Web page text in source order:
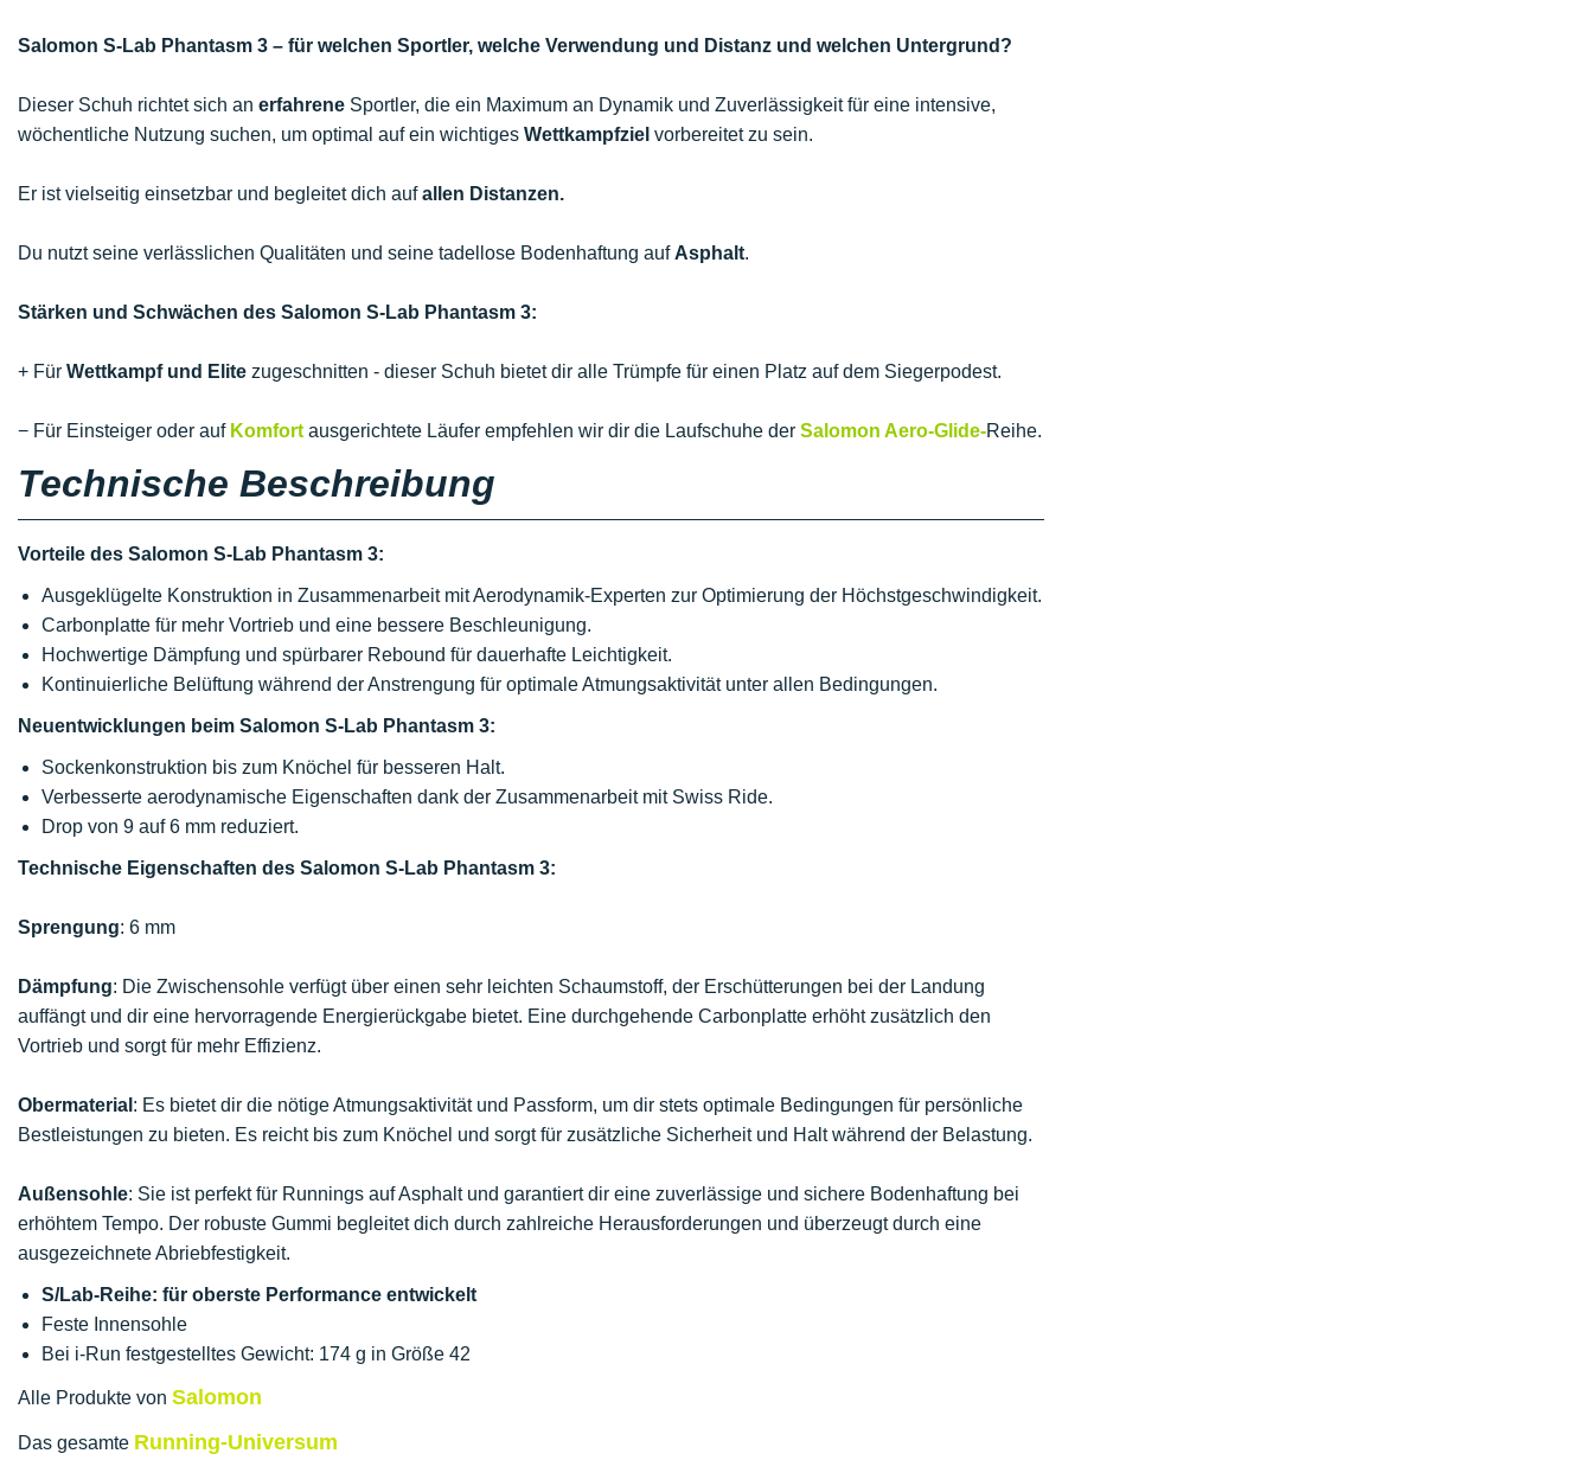
Salomon S-Lab Phantasm 3 – für welchen Sportler, welche Verwendung und Distanz und welchen Untergrund?
Dieser Schuh richtet sich an erfahrene Sportler, die ein Maximum an Dynamik und Zuverlässigkeit für eine intensive,
wöchentliche Nutzung suchen, um optimal auf ein wichtiges Wettkampfziel vorbereitet zu sein.
Er ist vielseitig einsetzbar und begleitet dich aufallen Distanzen.
Du nutzt seine verlässlichen Qualitäten und seine tadellose Bodenhaftung auf Asphalt.
Stärken und Schwächen des Salomon S-Lab Phantasm 3:
+ Für Wettkampf und Elite zugeschnitten - dieser Schuh bietet dir alle Trümpfe für einen Platz auf dem Siegerpodest.
− Für Einsteiger oder auf Komfort ausgerichtete Läufer empfehlen wir dir die Laufschuhe der Salomon Aero-Glide-Reihe.
Technische Beschreibung
Vorteile des Salomon S-Lab Phantasm 3:
Ausgeklügelte Konstruktion in Zusammenarbeit mit Aerodynamik-Experten zur Optimierung der Höchstgeschwindigkeit.
Carbonplatte für mehr Vortrieb und eine bessere Beschleunigung.
Hochwertige Dämpfung und spürbarer Rebound für dauerhafte Leichtigkeit.
Kontinuierliche Belüftung während der Anstrengung für optimale Atmungsaktivität unter allen Bedingungen.
Neuentwicklungen beim Salomon S-Lab Phantasm 3:
Sockenkonstruktion bis zum Knöchel für besseren Halt.
Verbesserte aerodynamische Eigenschaften dank der Zusammenarbeit mit Swiss Ride.
Drop von 9 auf 6 mm reduziert.
Technische Eigenschaften des Salomon S-Lab Phantasm 3:
Sprengung: 6 mm
Dämpfung: Die Zwischensohle verfügt über einen sehr leichten Schaumstoff, der Erschütterungen bei der Landung
auffängt und dir eine hervorragende Energierückgabe bietet. Eine durchgehende Carbonplatte erhöht zusätzlich den
Vortrieb und sorgt für mehr Effizienz.
Obermaterial : Es bietet dir die nötige Atmungsaktivität und Passform, um dir stets optimale Bedingungen für persönliche
Bestleistungen zu bieten. Es reicht bis zum Knöchel und sorgt für zusätzliche Sicherheit und Halt während der Belastung.
Außensohle: Sie ist perfekt für Runnings auf Asphalt und garantiert dir eine zuverlässige und sichere Bodenhaftung bei
erhöhtem Tempo. Der robuste Gummi begleitet dich durch zahlreiche Herausforderungen und überzeugt durch eine
ausgezeichnete Abriebfestigkeit.
S/Lab-Reihe: für oberste Performance entwickelt
Feste Innensohle
Bei i-Run festgestelltes Gewicht: 174 g in Größe 42
Alle Produkte von Salomon
Das gesamte Running-Universum